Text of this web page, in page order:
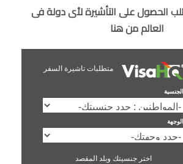
الحصول على التأشيرة لأى دولة فى
العالم من هنا
متطلبات تاشيرة السفر
الجنسية
الوجهة
اختر جنسيتك وبلد المقصد